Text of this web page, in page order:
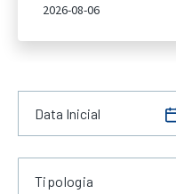
2026-08-06
Tipologia